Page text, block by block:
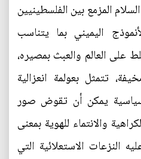
المزمع بين الفلسطينيين
اليميني بما يتناسب
على العالم والعبث بمصيره،
تتمثل بعولمة انعزالية
يمكن أن تقوض صور
والانتماء للهوية بمعنى
النزعات الاستعلائية التي